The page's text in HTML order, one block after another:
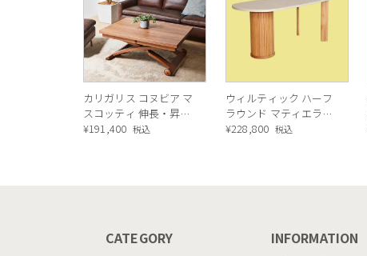
カリガリス コヌビア マ
スコッティ 伸長・昇降
式テーブル ／ Calligaris
¥191,400 税込
ウィルティック ハーフ
ラウンド マティエラ塗
装 ダイニングテーブル
¥228,800 税込
CATEGORY INFORMATION